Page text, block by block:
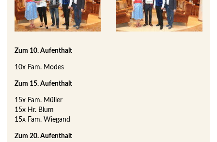
Zum 10. Aufenthalt
10x Fam. Modes
Zum 15. Aufenthalt
15x Fam. Müller
15x Hr. Blum
15x Fam. Wiegand
Zum 20. Aufenthalt